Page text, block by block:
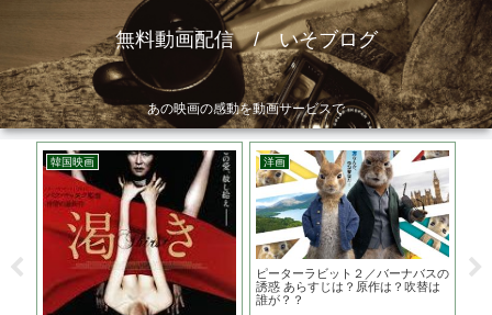
無料動画配信 / いそブログ
あの映画の感動を動画サービスで
演
韓国映画 洋画
ピーターラビット２／バーナバスの
誘惑 あらすじは？原作は？吹替は
誰が？？
ト